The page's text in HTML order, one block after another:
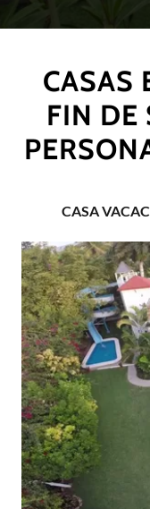
CASAS
FIN DE
CASA